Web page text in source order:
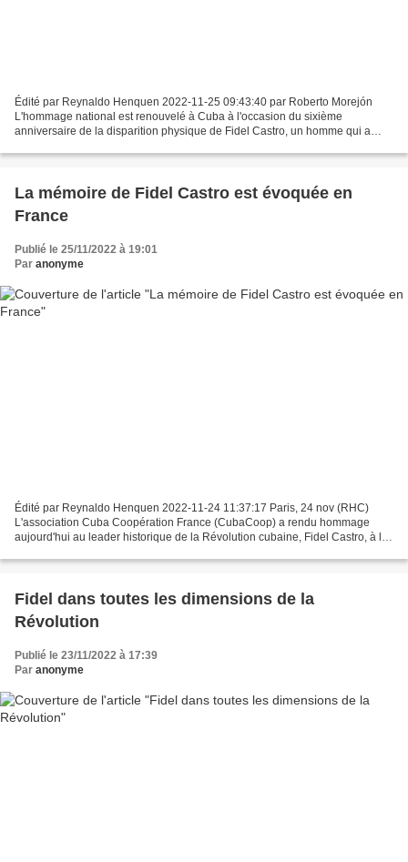
Édité par Reynaldo Henquen 2022-11-25 09:43:40 par Roberto Morejón
L'hommage national est renouvelé à Cuba à l'occasion du sixième
anniversaire de la disparition physique de Fidel Castro, un homme qui a
La mémoire de Fidel Castro est évoquée en
France
Publié le 25/11/2022 à 19:01
Par anonyme
Édité par Reynaldo Henquen 2022-11-24 11:37:17 Paris, 24 nov (RHC)
L'association Cuba Coopération France (CubaCoop) a rendu hommage
aujourd'hui au leader historique de la Révolution cubaine, Fidel Castro, à la
Fidel dans toutes les dimensions de la
Révolution
Publié le 23/11/2022 à 17:39
Par anonyme